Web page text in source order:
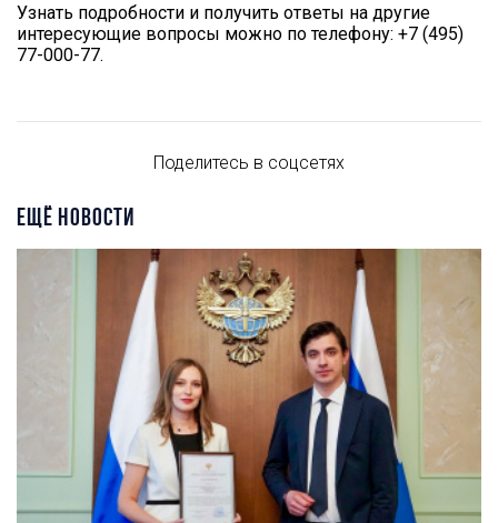
Узнать подробности и получить ответы на другие
интересующие вопросы можно по телефону: +7 (495)
77-000-77.
Поделитесь в соцсетях
ЕЩЁ НОВОСТИ